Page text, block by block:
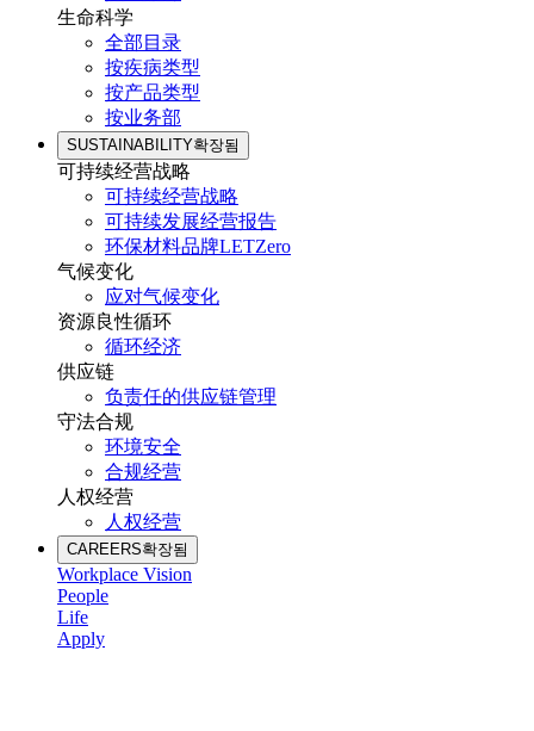
生命科学
全部目录
按疾病类型
按产品类型
按业务部
SUSTAINABILITY확장됨
可持续经营战略
可持续经营战略
可持续发展经营报告
环保材料品牌LETZero
气候变化
应对气候变化
资源良性循环
循环经济
供应链
负责任的供应链管理
守法合规
环境安全
合规经营
人权经营
人权经营
CAREERS확장됨
Workplace Vision
People
Life
Apply